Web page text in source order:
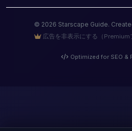
© 2026 Starscape Guide.
広告を非表示にする（Premium
Optimized for SEO &